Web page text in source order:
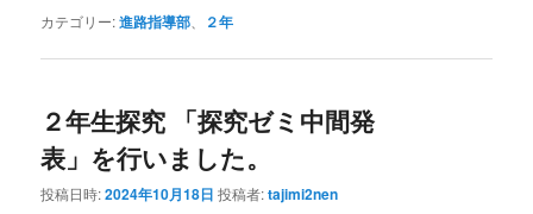
カテゴリー:進路指導部、 ２年
２年生探究 「探究ゼミ中間発
表」を行いました。
投稿日時:2024年10月18日 投稿者:tajimi2nen